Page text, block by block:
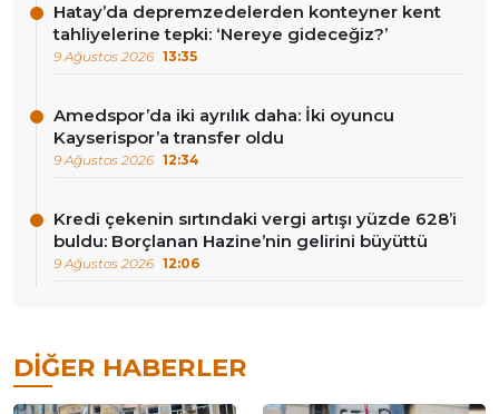
Hatay’da depremzedelerden konteyner kent
tahliyelerine tepki: ‘Nereye gideceğiz?’
9 Ağustos 2026 13:35
Amedspor’da iki ayrılık daha: İki oyuncu
Kayserispor’a transfer oldu
9 Ağustos 2026 12:34
Kredi çekenin sırtındaki vergi artışı yüzde 628’i
buldu: Borçlanan Hazine’nin gelirini büyüttü
9 Ağustos 2026 12:06
DIĞER HABERLER